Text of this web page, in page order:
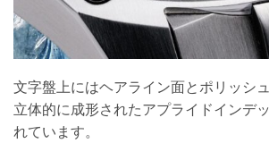
文字盤上にはヘアライン面とポリッシ
立体的に成形されたアプライドインデ
れています。